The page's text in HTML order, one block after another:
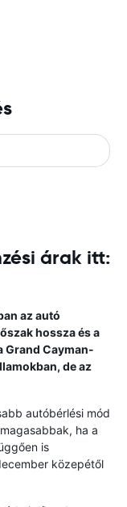
árak itt:
az autó
hossza és a
Grand Cayman-
de az
autóbérlési mód
ha a
is
közepétől